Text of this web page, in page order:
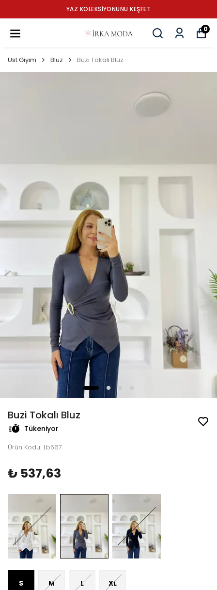
YAZ KOLEKSİYONUNU KEŞFET
0
Üst Giyim Bluz Buzi Tokalı Bluz
Buzi Tokalı Bluz
Tükeniyor
Ürün Kodu: Lb567
₺ 537,63
S M L XL